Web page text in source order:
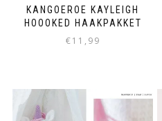
KANGOEROE KAYLEIGH
HOOOKED HAAKPAKKET
€11,99